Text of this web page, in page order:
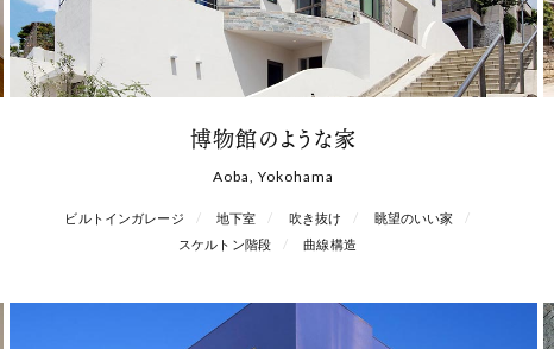
博物館のような家
Aoba, Yokohama
ビルトインガレージ 地下室 吹き抜け
眺望のいい家
スケルトン階段
曲線構造